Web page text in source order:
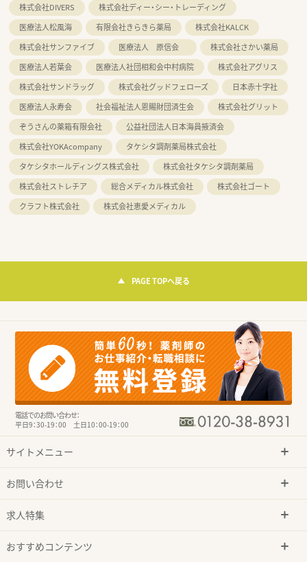
株式会社DIVERS
株式会社ディー・シー・トレーディング
医療法人松風海
有限会社きらきら薬局
株式会社KALCK
株式会社サンファイブ
医療法人 原信会
株式会社さかい薬局
医療法人若葉会
医療法人社団相和会中村病院
株式会社アグリス
株式会社サンドラッグ
株式会社グッドフェローズ
日本赤十字社
医療法人永寿会
社会福祉法人恩賜財団済生会
株式会社グリット
ぞうさんの薬箱有限会社
公益社団法人日本海員掖済会
株式会社YOKAcompany
タケシタ調剤薬局株式会社
タケシタホールディングス株式会社
株式会社タケシタ調剤薬局
株式会社ストレチア
総合メディカル株式会社
株式会社ゴート
クラフト株式会社
株式会社恵愛メディカル
PAGE TOPへ戻る
電話でのお問い合わせ：
平日9：30-19：00 土日10：00-19：00
サイトメニュー
お問い合わせ
求人特集
おすすめコンテンツ